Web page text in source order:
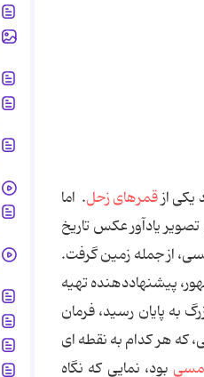
یکی ازقمرهای زحل. اما
یادآور عکس تاریخ
از سیارات منظومه شمسی، از جمله زمین گرفت.
اخترشناس و نویسنده ی مشهور، پیشنهاددهنده تهیه
به پایان رسید، فرمان
که هر کدام به نقطه ای
بود، نمایی که نگاه